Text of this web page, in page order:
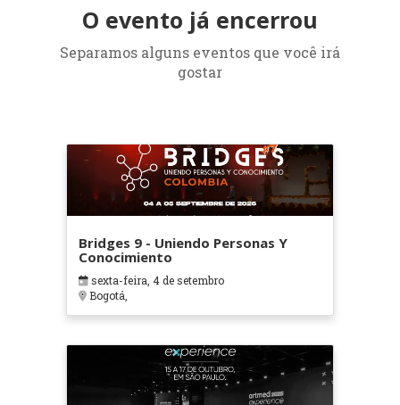
O evento já encerrou
Separamos alguns eventos que você irá
gostar
Bridges 9 - Uniendo Personas Y
Conocimiento
sexta-feira, 4 de setembro
Bogotá,